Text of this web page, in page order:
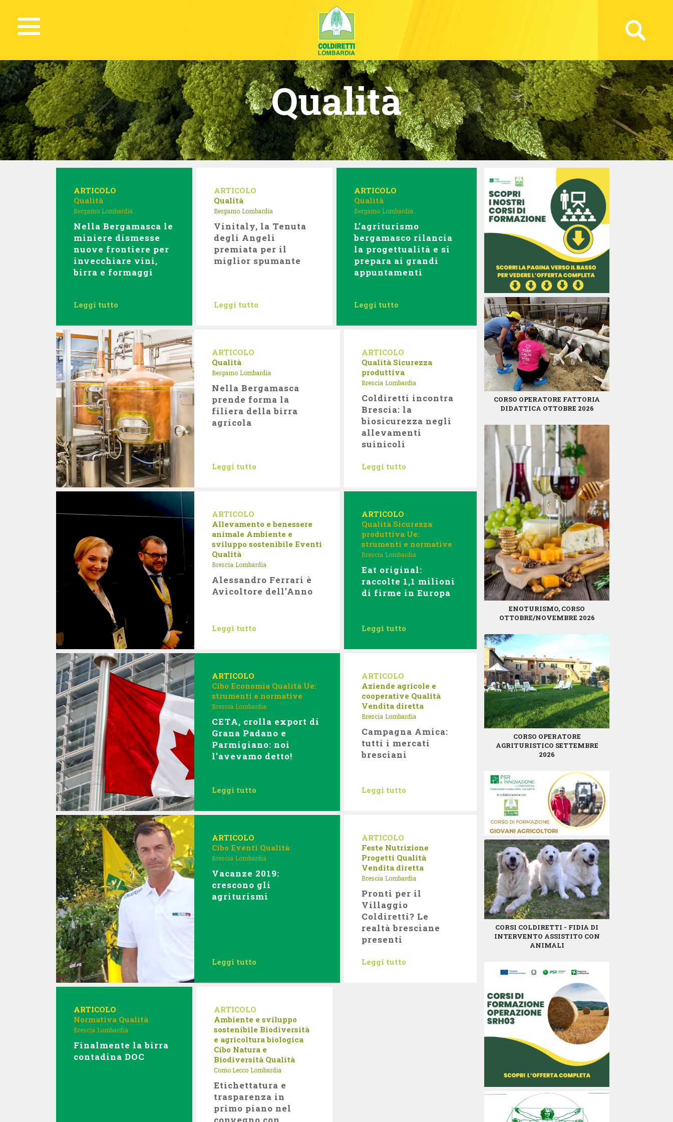
Qualità
ARTICOLO
Qualità
Bergamo Lombardia
Nella Bergamasca le
miniere dismesse
nuove frontiere per
invecchiare vini,
birra e formaggi
Leggi tutto
ARTICOLO
Qualità
Bergamo Lombardia
Vinitaly, la Tenuta
degli Angeli
premiata per il
miglior spumante
Leggi tutto
ARTICOLO
Qualità
Bergamo Lombardia
L’agriturismo
bergamasco rilancia
la progettualità e si
prepara ai grandi
appuntamenti
Leggi tutto
ARTICOLO
Qualità
Bergamo Lombardia
Nella Bergamasca
prende forma la
filiera della birra
agricola
Leggi tutto
ARTICOLO
Qualità Sicurezza
produttiva
Brescia Lombardia
Coldiretti incontra
Brescia: la
biosicurezza negli
allevamenti
suinicoli
Leggi tutto
ARTICOLO
Allevamento e benessere
animale Ambiente e
sviluppo sostenibile Eventi
Qualità
Brescia Lombardia
Alessandro Ferrari è
Avicoltore dell’Anno
Leggi tutto
ARTICOLO
Qualità Sicurezza
produttiva Ue:
strumenti e normative
Brescia Lombardia
Eat original:
raccolte 1,1 milioni
di firme in Europa
Leggi tutto
ARTICOLO
Cibo Economia Qualità Ue:
strumenti e normative
Brescia Lombardia
CETA, crolla export di
Grana Padano e
Parmigiano: noi
l’avevamo detto!
Leggi tutto
ARTICOLO
Aziende agricole e
cooperative Qualità
Vendita diretta
Brescia Lombardia
Campagna Amica:
tutti i mercati
bresciani
Leggi tutto
ARTICOLO
Cibo Eventi Qualità
Brescia Lombardia
Vacanze 2019:
crescono gli
agriturismi
Leggi tutto
ARTICOLO
Feste Nutrizione
Progetti Qualità
Vendita diretta
Brescia Lombardia
Pronti per il
Villaggio
Coldiretti? Le
realtà bresciane
presenti
Leggi tutto
ARTICOLO
Normativa Qualità
Brescia Lombardia
Finalmente la birra
contadina DOC
ARTICOLO
Ambiente e sviluppo
sostenibile Biodiversità
e agricoltura biologica
Cibo Natura e
Biodiversità Qualità
Como Lecco Lombardia
Etichettatura e
trasparenza in
primo piano nel
CORSO OPERATORE FATTORIA
DIDATTICA OTTOBRE 2026
ENOTURISMO, CORSO
OTTOBRE/NOVEMBRE 2026
CORSO OPERATORE
AGRITURISTICO SETTEMBRE
2026
CORSI COLDIRETTI - FIDIA DI
INTERVENTO ASSISTITO CON
ANIMALI